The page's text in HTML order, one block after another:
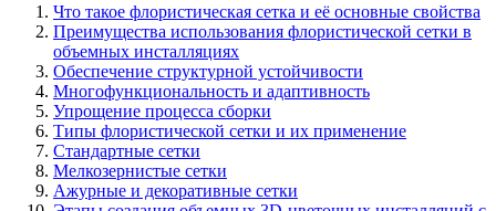
Что такое флористическая сетка и её основные свойства
Преимущества использования флористической сетки в
объемных инсталляциях
Обеспечение структурной устойчивости
Многофункциональность и адаптивность
Упрощение процесса сборки
Типы флористической сетки и их применение
Стандартные сетки
Мелкозернистые сетки
Ажурные и декоративные сетки